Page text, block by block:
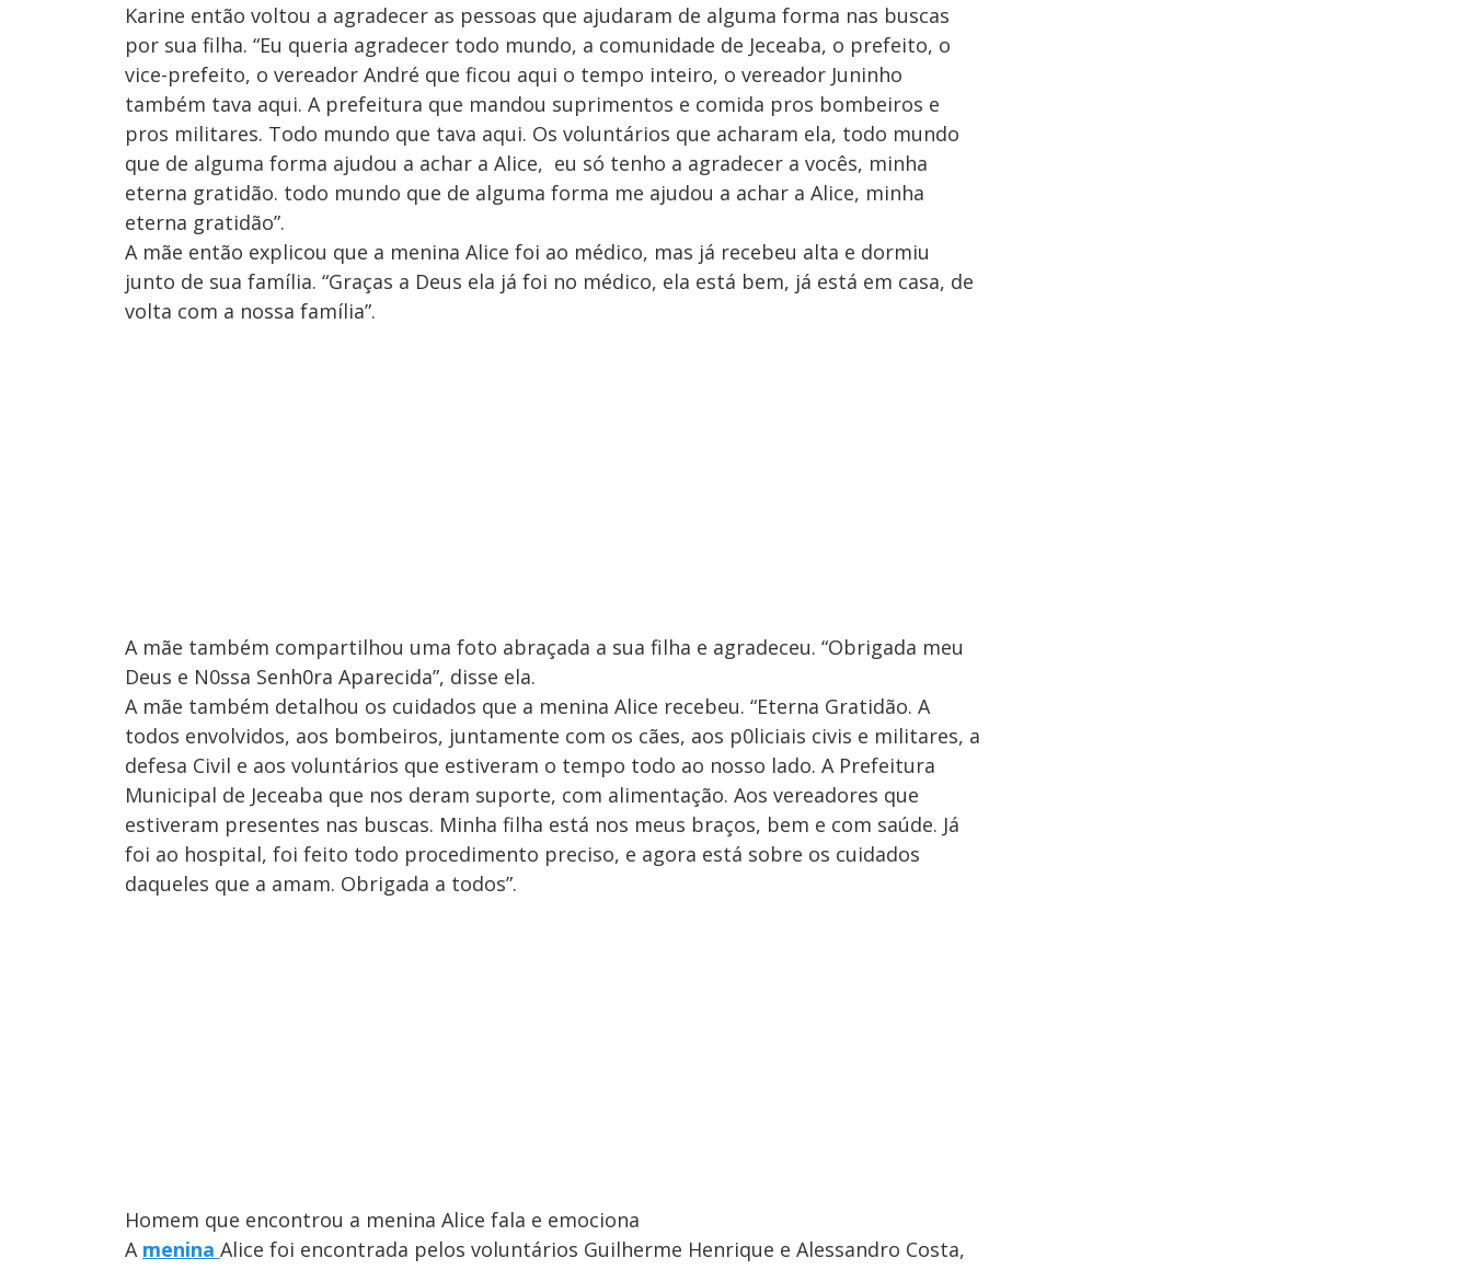
Karine então voltou a agradecer as pessoas que ajudaram de alguma forma nas buscas
por sua filha. “Eu queria agradecer todo mundo, a comunidade de Jeceaba, o prefeito, o
vice-prefeito, o vereador André que ficou aqui o tempo inteiro, o vereador Juninho
também tava aqui. A prefeitura que mandou suprimentos e comida pros bombeiros e
pros militares. Todo mundo que tava aqui. Os voluntários que acharam ela, todo mundo
que de alguma forma ajudou a achar a Alice, eu só tenho a agradecer a vocês, minha
eterna gratidão. todo mundo que de alguma forma me ajudou a achar a Alice, minha
eterna gratidão”.
A mãe então explicou que a menina Alice foi ao médico, mas já recebeu alta e dormiu
junto de sua família. “Graças a Deus ela já foi no médico, ela está bem, já está em casa, de
volta com a nossa família”.
A mãe também compartilhou uma foto abraçada a sua filha e agradeceu. “Obrigada meu
Deus e N0ssa Senh0ra Aparecida”, disse ela.
A mãe também detalhou os cuidados que a menina Alice recebeu. “Eterna Gratidão. A
todos envolvidos, aos bombeiros, juntamente com os cães, aos p0liciais civis e militares, a
defesa Civil e aos voluntários que estiveram o tempo todo ao nosso lado. A Prefeitura
Municipal de Jeceaba que nos deram suporte, com alimentação. Aos vereadores que
estiveram presentes nas buscas. Minha filha está nos meus braços, bem e com saúde. Já
foi ao hospital, foi feito todo procedimento preciso, e agora está sobre os cuidados
daqueles que a amam. Obrigada a todos”.
Homem que encontrou a menina Alice fala e emociona
A menina Alice foi encontrada pelos voluntários Guilherme Henrique e Alessandro Costa,